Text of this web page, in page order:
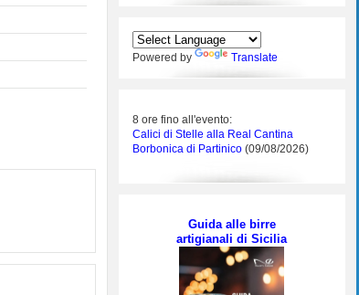
Powered by Translate
8 ore fino all'evento:
Calici di Stelle alla Real Cantina
Borbonica di Partinico (09/08/2026)
Guida alle birre
artigianali di Sicilia